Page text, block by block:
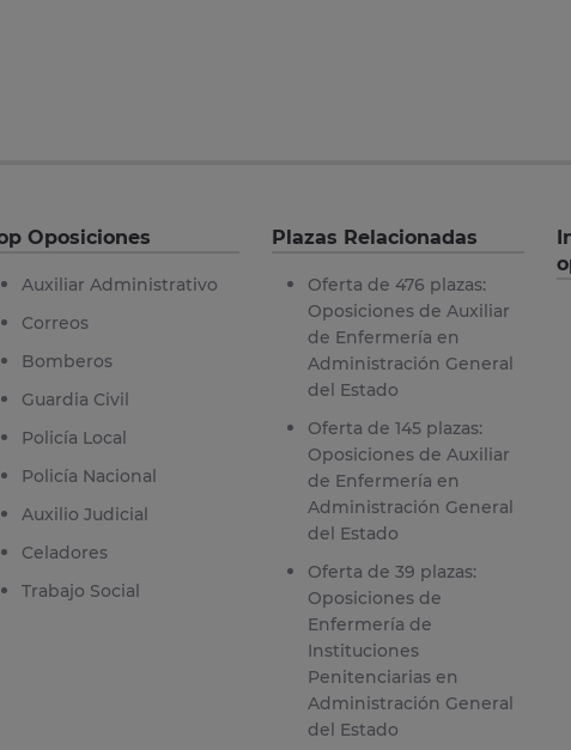
Oposiciones
Auxiliar Administrativo
Correos
Bomberos
Guardia Civil
Policía Local
Policía Nacional
Auxilio Judicial
Celadores
Trabajo Social
Plazas Relacionadas
Oferta de 476 plazas:
Oposiciones de Auxiliar
de Enfermería en
Administración General
del Estado
Oferta de 145 plazas:
Oposiciones de Auxiliar
de Enfermería en
Administración General
del Estado
Oferta de 39 plazas:
Oposiciones de
Enfermería de
Instituciones
Penitenciarias en
Administración General
del Estado